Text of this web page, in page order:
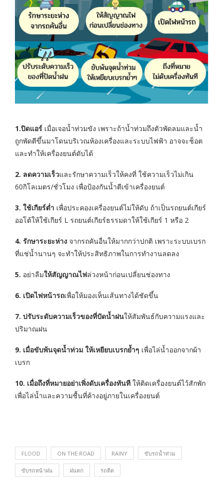
1.ปิดแอร์ เมื่อเจอน้ำท่วมขัง เพราะถ้าน้ำท่วมถึงตัวพัดลมและน้ำ
ถูกพัดตีขึ้นมาโดนบริเวณห้องเครื่องและระบบไฟฟ้า อาจจะช็อต
และทำให้เครื่องยนต์ดับได้
2. ลดความเร็วและรักษาความเร็วให้คงที่ ใช้ความเร็วไม่เกิน
60กิโลเมตร/ชั่วโมง เพื่อป้องกันน้ำตีเข้าเครื่องยนต์
3. ใช้เกียร์ต่ำ เพื่อประคองเครื่องยนต์ไม่ให้ดับ ถ้าเป็นรถยนต์เกียร์
ออโต้ให้ใช้เกียร์ L รถยนต์เกียร์ธรรมดาให้ใช้เกียร์ 1 หรือ 2
4. รักษาระยะห่าง จากรถคันอื่นให้มากกว่าปกติ เพราะระบบเบรก
ที่แช่น้ำนานๆ จะทำให้ประสิทธิภาพในการทำงานลดลง
5. อย่าลืมให้สัญญาณไฟล่วงหน้าก่อนเปลี่ยนช่องทาง
6. เปิดไฟหน้ารถเพื่อให้มองเห็นเส้นทางได้ชัดขึ้น
7. ปรับระดับความเร็วของที่ปัดน้ำฝนให้สัมพันธ์กับความแรงและ
ปริมาณฝน
9. เมื่อขับพ้นจุดน้ำท่วม ให้เหยียบเบรกย้ำๆ เพื่อไล่น้ำออกจากผ้า
เบรก
10. เมื่อถึงที่หมายอย่าเพิ่งดับเครื่องทันที ให้ติดเครื่องยนต์ไว้สักพัก
เพื่อไล่น้ำและความชื้นที่ค้างอยู่ภายในเครื่องยนต์
FLOOD ON THE ROAD RAINY ขับรถน้ำท่วม
ขับรถหน้าฝน ฝนตก รถติด